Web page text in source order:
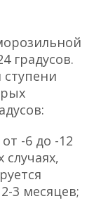
градусов.
-6 до -12
случаях,
3 месяцев;